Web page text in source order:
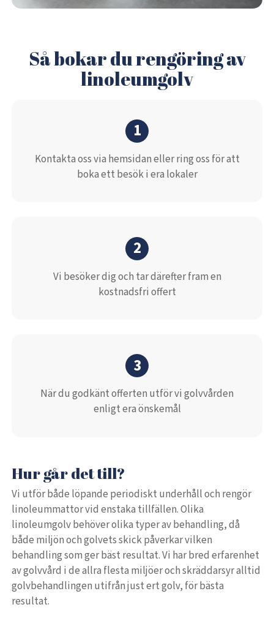
Så bokar du rengöring av
linoleumgolv
1
Kontakta oss via hemsidan eller ring oss för att
boka ett besök i era lokaler
2
Vi besöker dig och tar därefter fram en
kostnadsfri offert
3
När du godkänt offerten utför vi golvvården
enligt era önskemål
Hur går det till?
Vi utför både löpande periodiskt underhåll och rengör
linoleummattor vid enstaka tillfällen. Olika
linoleumgolv behöver olika typer av behandling, då
både miljön och golvets skick påverkar vilken
behandling som ger bäst resultat. Vi har bred erfarenhet
av golvvård i de allra flesta miljöer och skräddarsyr alltid
golvbehandlingen utifrån just ert golv, för bästa
resultat.